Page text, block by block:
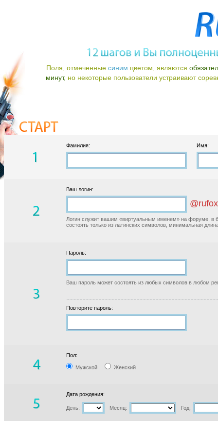
Поля, отмеченные синим цветом, являются
минут, но некоторые пользователи устраивают
Фамилия: Имя:
Ваш логин:
Логин служит вашим «виртуальным именем» на форуме, в
состоять только из латинских символов, минимальная
Пароль:
Ваш пароль может состоять из любых символов в любом
Повторите пароль:
Пол:
Мужской Женский
Дата рождения:
День: Месяц: Год: